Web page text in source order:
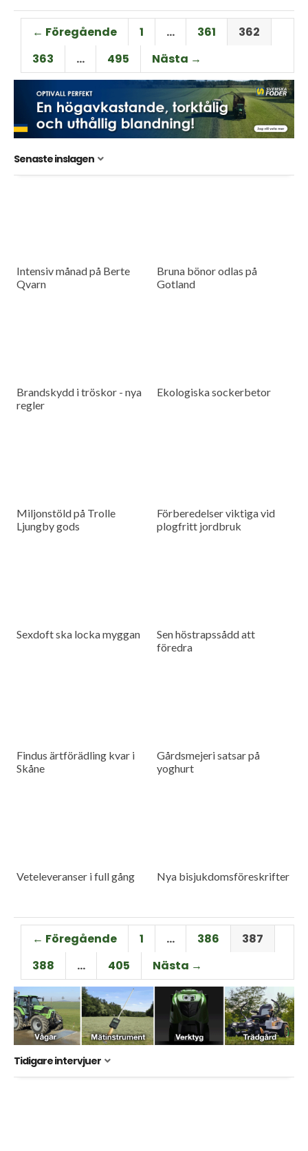
maskiner för återvinning.
intjäningen för 2018 ska
betalas ut till...
← Föregående 1 … 361
362
363
… 495 Nästa →
Senaste inslagen
Intensiv månad på Berte
Qvarn
Bruna bönor odlas på
Gotland
Brandskydd i tröskor - nya
regler
Ekologiska sockerbetor
Miljonstöld på Trolle
Ljungby gods
Förberedelser viktiga vid
plogfritt jordbruk
Sexdoft ska locka myggan
Sen höstrapssådd att
föredra
Findus ärtförädling kvar i
Skåne
Gårdsmejeri satsar på
yoghurt
Veteleveranser i full gång Nya bisjukdomsföreskrifter
← Föregående 1 … 386
387
388
… 405 Nästa →
Tidigare intervjuer